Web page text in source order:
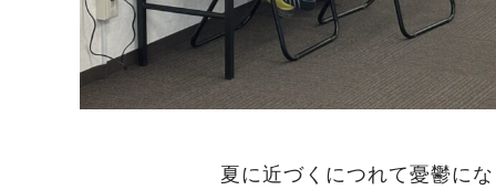
夏に近づくにつれて憂鬱に